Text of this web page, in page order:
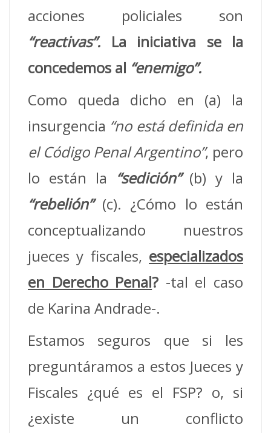
acciones policiales son
“reactivas”.
La iniciativa se la
concedemos al “enemigo”.
Como queda dicho en (a) la
insurgencia “no está definida en
el Código Penal Argentino”, pero
lo están la
“sedición”(b) y la
“rebelión” (c). ¿Cómo lo están
conceptualizando nuestros
jueces y fiscales, especializados
en Derecho Penal? -tal el caso
de Karina Andrade-.
Estamos seguros que si les
preguntáramos a estos Jueces y
Fiscales ¿qué es el FSP? o, si
¿existe un conflicto